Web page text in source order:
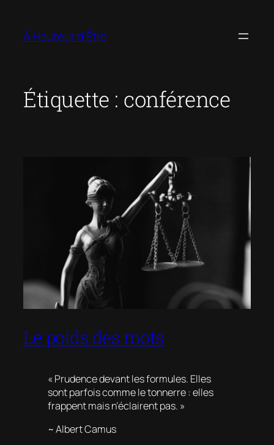
contenu
À Hauteur d'Être
Étiquette : conférence
Le poids des mots
« Prudence devant les formules. Elles
sont parfois comme le tonnerre : elles
frappent mais n’éclairent pas. »
~ Albert Camus